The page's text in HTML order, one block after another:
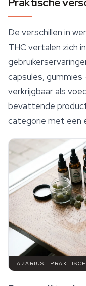
De verschillen in
THC vertalen zich
capsules, gummies
verkrijgbaar als
bevattende
categorie met een
AZARIUS ·